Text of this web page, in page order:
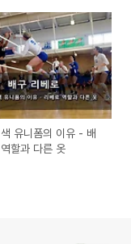
유니폼의 이유 - 배
할과 다른 옷